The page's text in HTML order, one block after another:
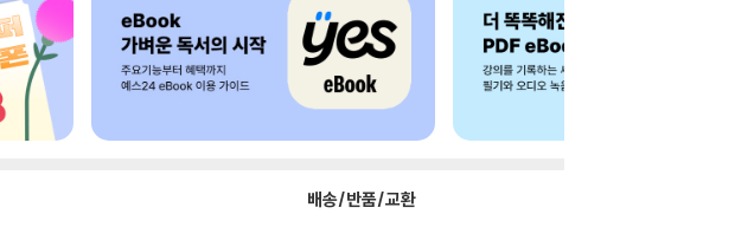
배송/반품/교환